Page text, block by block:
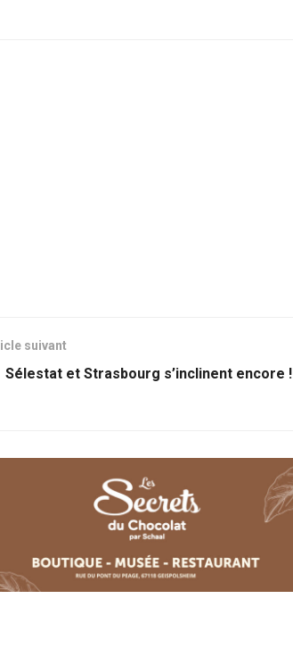
suivant
Sélestat et Strasbourg s’inclinent encore !